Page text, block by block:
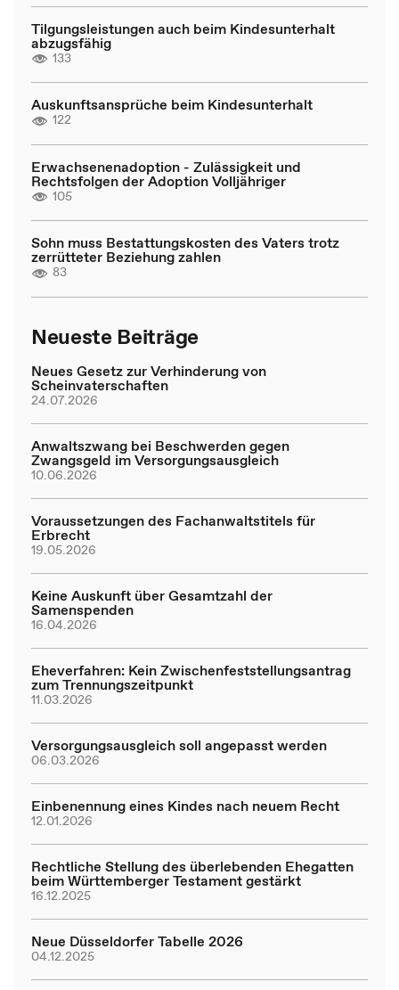
Tilgungsleistungen auch beim Kindesunterhalt
abzugsfähig
133
Auskunftsansprüche beim Kindesunterhalt
122
Erwachsenenadoption - Zulässigkeit und
Rechtsfolgen der Adoption Volljähriger
105
Sohn muss Bestattungskosten des Vaters trotz
zerrütteter Beziehung zahlen
83
Neueste Beiträge
Neues Gesetz zur Verhinderung von
Scheinvaterschaften
24.07.2026
Anwaltszwang bei Beschwerden gegen
Zwangsgeld im Versorgungsausgleich
10.06.2026
Voraussetzungen des Fachanwaltstitels für
Erbrecht
19.05.2026
Keine Auskunft über Gesamtzahl der
Samenspenden
16.04.2026
Eheverfahren: Kein Zwischenfeststellungsantrag
zum Trennungszeitpunkt
11.03.2026
Versorgungsausgleich soll angepasst werden
06.03.2026
Einbenennung eines Kindes nach neuem Recht
12.01.2026
Rechtliche Stellung des überlebenden Ehegatten
beim Württemberger Testament gestärkt
16.12.2025
Neue Düsseldorfer Tabelle 2026
04.12.2025